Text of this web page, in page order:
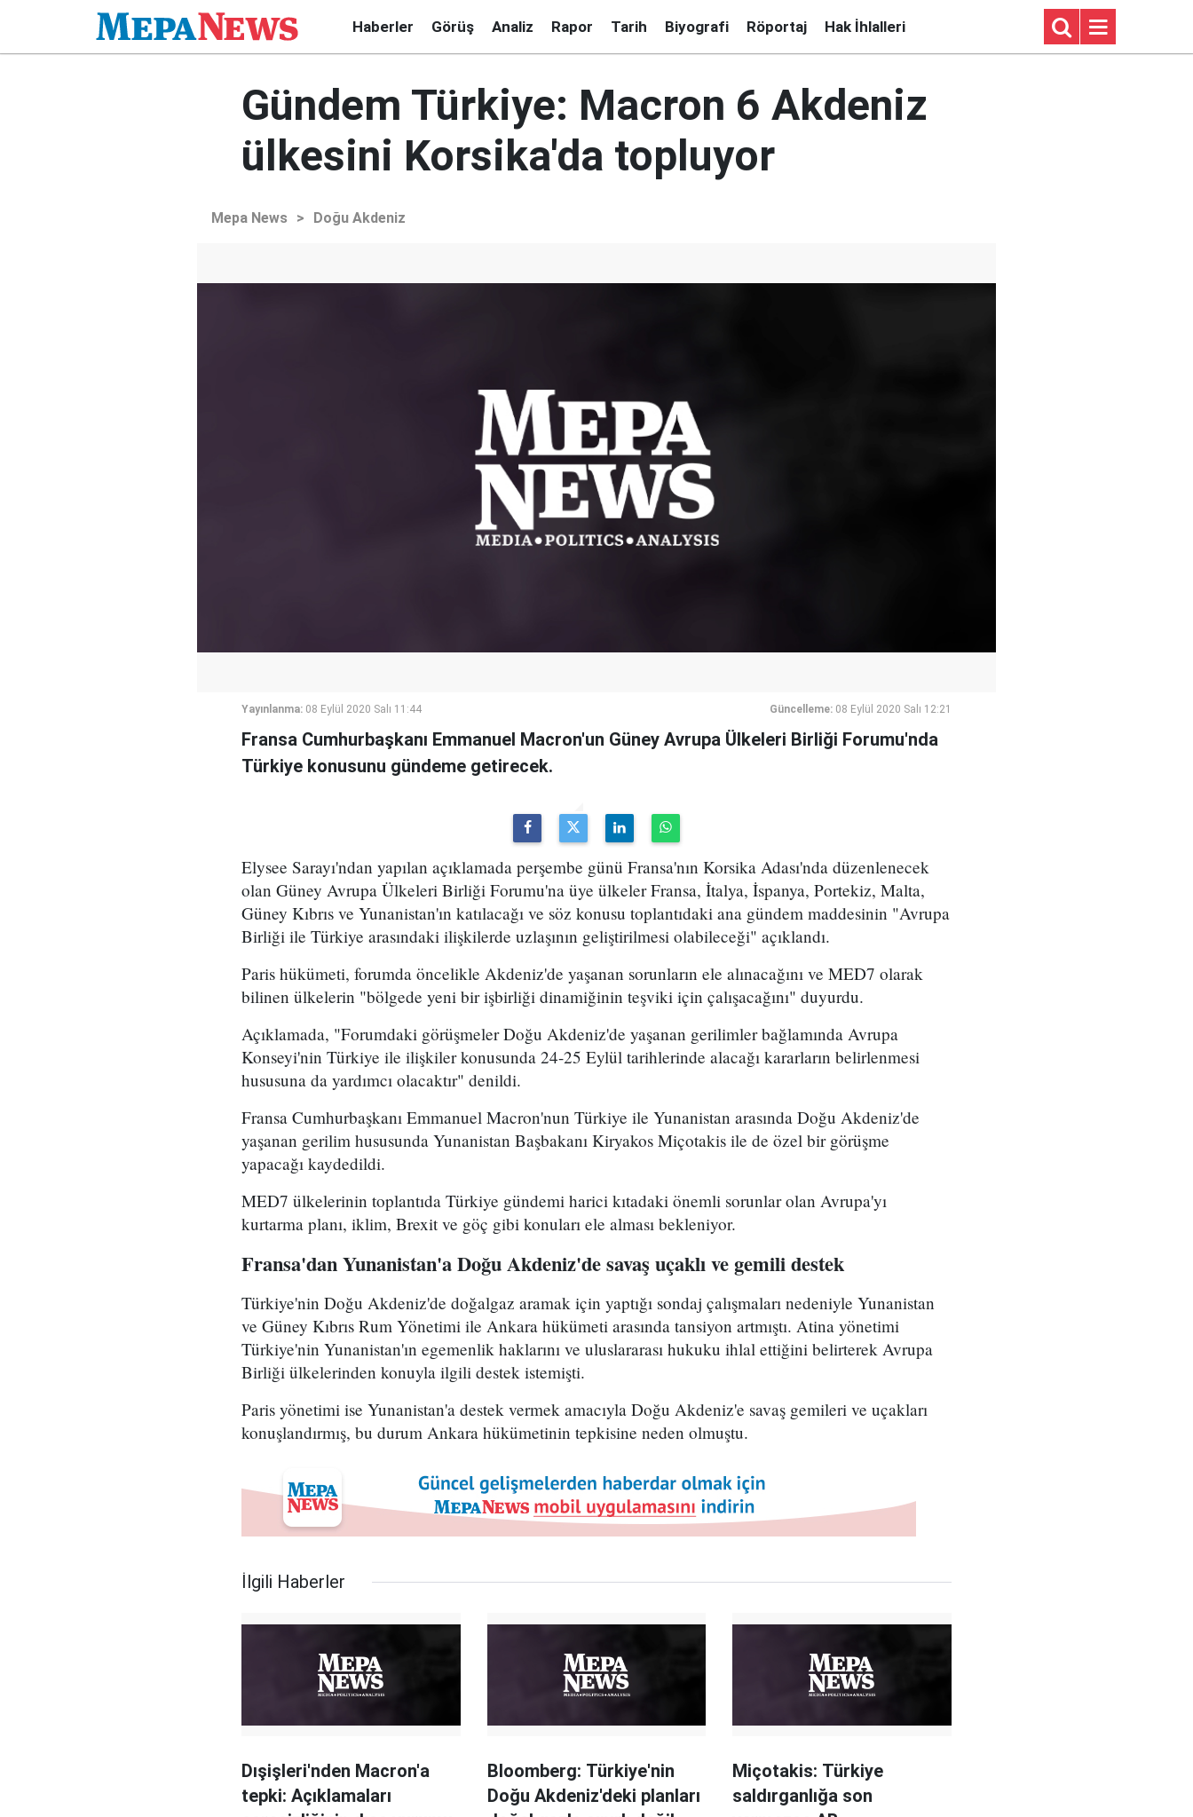
Haberler Görüş Analiz Rapor Tarih Biyografi Röportaj Hak İhlalleri
Gündem Türkiye: Macron 6 Akdeniz
ülkesini Korsika'da topluyor
Mepa News > Doğu Akdeniz
Yayınlanma: 08 Eylül 2020 Salı 11:44 Güncelleme: 08 Eylül 2020 Salı 12:21
Fransa Cumhurbaşkanı Emmanuel Macron'un Güney Avrupa Ülkeleri Birliği Forumu'nda
Türkiye konusunu gündeme getirecek.
Elysee Sarayı'ndan yapılan açıklamada perşembe günü Fransa'nın Korsika Adası'nda düzenlenecek
olan Güney Avrupa Ülkeleri Birliği Forumu'na üye ülkeler Fransa, İtalya, İspanya, Portekiz, Malta,
Güney Kıbrıs ve Yunanistan'ın katılacağı ve söz konusu toplantıdaki ana gündem maddesinin "Avrupa
Birliği ile Türkiye arasındaki ilişkilerde uzlaşının geliştirilmesi olabileceği" açıklandı.
Paris hükümeti, forumda öncelikle Akdeniz'de yaşanan sorunların ele alınacağını ve MED7 olarak
bilinen ülkelerin "bölgede yeni bir işbirliği dinamiğinin teşviki için çalışacağını" duyurdu.
Açıklamada, "Forumdaki görüşmeler Doğu Akdeniz'de yaşanan gerilimler bağlamında Avrupa
Konseyi'nin Türkiye ile ilişkiler konusunda 24-25 Eylül tarihlerinde alacağı kararların belirlenmesi
hususuna da yardımcı olacaktır" denildi.
Fransa Cumhurbaşkanı Emmanuel Macron'nun Türkiye ile Yunanistan arasında Doğu Akdeniz'de
yaşanan gerilim hususunda Yunanistan Başbakanı Kiryakos Miçotakis ile de özel bir görüşme
yapacağı kaydedildi.
MED7 ülkelerinin toplantıda Türkiye gündemi harici kıtadaki önemli sorunlar olan Avrupa'yı
kurtarma planı, iklim, Brexit ve göç gibi konuları ele alması bekleniyor.
Fransa'dan Yunanistan'a Doğu Akdeniz'de savaş uçaklı ve gemili destek
Türkiye'nin Doğu Akdeniz'de doğalgaz aramak için yaptığı sondaj çalışmaları nedeniyle Yunanistan
ve Güney Kıbrıs Rum Yönetimi ile Ankara hükümeti arasında tansiyon artmıştı. Atina yönetimi
Türkiye'nin Yunanistan'ın egemenlik haklarını ve uluslararası hukuku ihlal ettiğini belirterek Avrupa
Birliği ülkelerinden konuyla ilgili destek istemişti.
Paris yönetimi ise Yunanistan'a destek vermek amacıyla Doğu Akdeniz'e savaş gemileri ve uçakları
konuşlandırmış, bu durum Ankara hükümetinin tepkisine neden olmuştu.
İlgili Haberler
Dışişleri'nden Macron'a
tepki: Açıklamaları
Bloomberg: Türkiye'nin
Doğu Akdeniz'deki planları
Miçotakis: Türkiye
saldırganlığa son